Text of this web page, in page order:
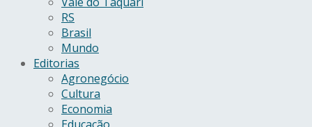
RS
Brasil
Mundo
Editorias
Agronegócio
Cultura
Economia